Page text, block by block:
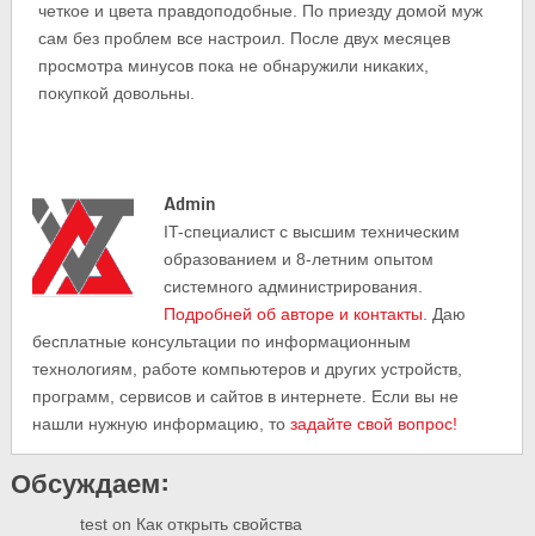
четкое и цвета правдоподобные. По приезду домой муж
сам без проблем все настроил. После двух месяцев
просмотра минусов пока не обнаружили никаких,
покупкой довольны.
Admin
IT-cпециалист с высшим техническим
образованием и 8-летним опытом
системного администрирования.
Подробней об авторе и контакты . Даю
бесплатные консультации по информационным
технологиям, работе компьютеров и других устройств,
программ, сервисов и сайтов в интернете. Если вы не
нашли нужную информацию, тозадайте свой вопрос!
Обсуждаем:
test on Как открыть свойства